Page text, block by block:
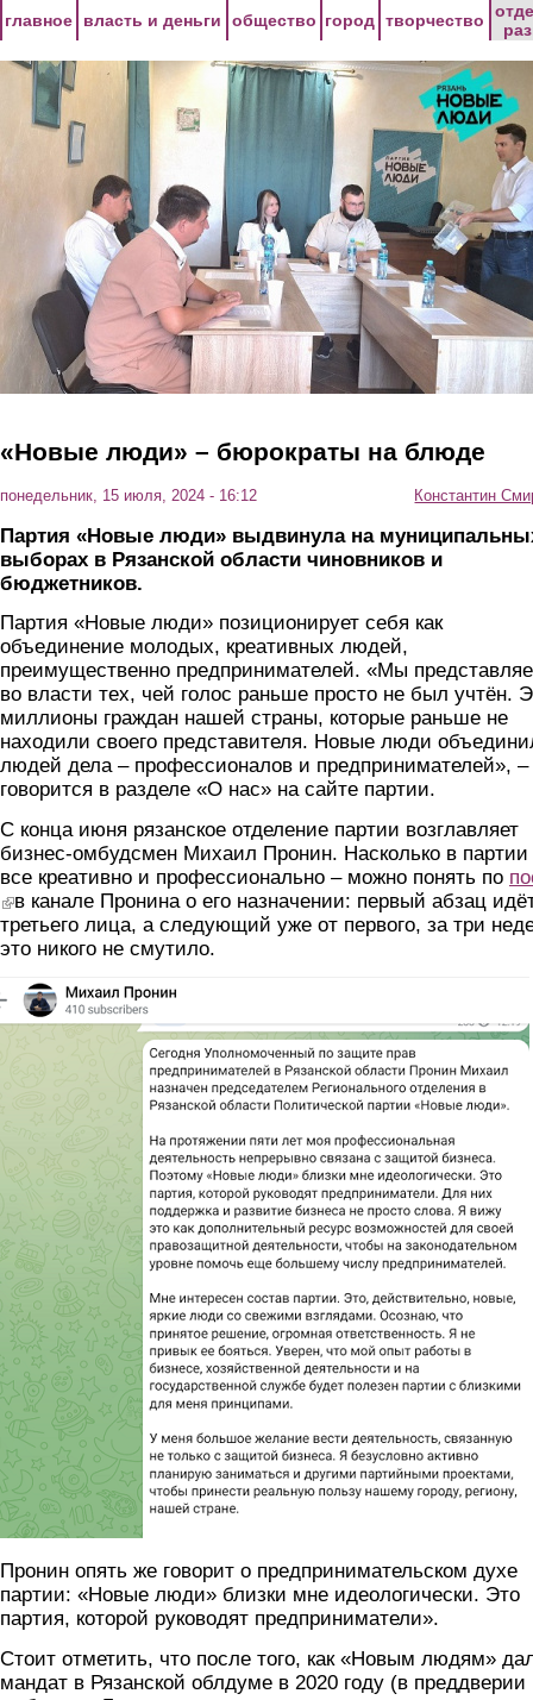
главное власть и деньги общество город творчество
«Новые люди» – бюрократы на блюде
понедельник, 15 июля, 2024 - 16:12 Константин
Партия «Новые люди» выдвинула на
выборах в Рязанской области чиновников и
бюджетников.
Партия «Новые люди» позиционирует себя как
объединение молодых, креативных людей,
преимущественно предпринимателей. «Мы
во власти тех, чей голос раньше просто не был учтён.
миллионы граждан нашей страны, которые раньше не
находили своего представителя. Новые люди
людей дела – профессионалов и предпринимателей», –
говорится в разделе «О нас» на сайте партии.
С конца июня рязанское отделение партии возглавляет
бизнес-омбудсмен Михаил Пронин. Насколько в партии
все креативно и профессионально – можно понять по
(link is external)
в канале Пронина о его назначении: первый абзац
третьего лица, а следующий уже от первого, за три
это никого не смутило.
post.png
Пронин опять же говорит о предпринимательском духе
партии: «Новые люди» близки мне идеологически. Это
партия, которой руководят предприниматели».
Стоит отметить, что после того, как «Новым людям»
мандат в Рязанской облдуме в 2020 году (в преддверии